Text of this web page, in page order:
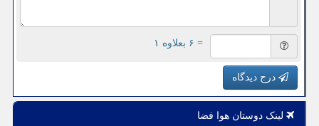
= ۶ بعلاوه ۱
درج دیدگاه
لینک دوستان هوا فضا